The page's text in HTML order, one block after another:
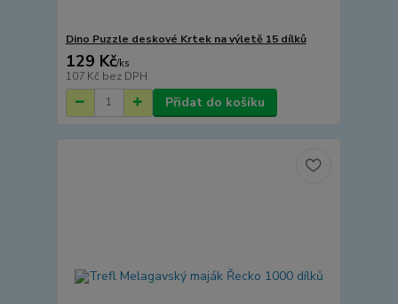
Dino Puzzle deskové Krtek na výletě 15 dílků
129 Kč/ks
107 Kč bez DPH
Přidat do košíku